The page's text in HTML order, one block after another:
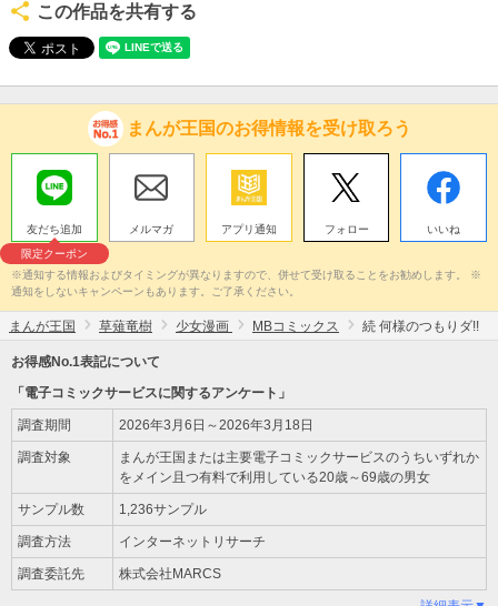
この作品を共有する
まんが王国のお得情報を受け取ろう
友だち追加
限定クーポン
メルマガ アプリ通知 フォロー いいね
※通知する情報およびタイミングが異なりますので、併せて受け取ることをお勧めします。 ※
通知をしないキャンペーンもあります。ご了承ください。
まんが王国 草薙竜樹 少女漫画 MBコミックス 続 何様のつもりダ!!
お得感No.1表記について
「電子コミックサービスに関するアンケート」
調査期間 2026年3月6日～2026年3月18日
調査対象
まんが王国または主要電子コミックサービスのうちいずれか
をメイン且つ有料で利用している20歳～69歳の男女
サンプル数 1,236サンプル
調査方法 インターネットリサーチ
調査委託先 株式会社MARCS